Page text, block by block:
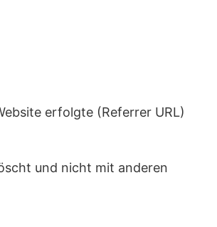
erfolgte (Referrer URL)
und nicht mit anderen